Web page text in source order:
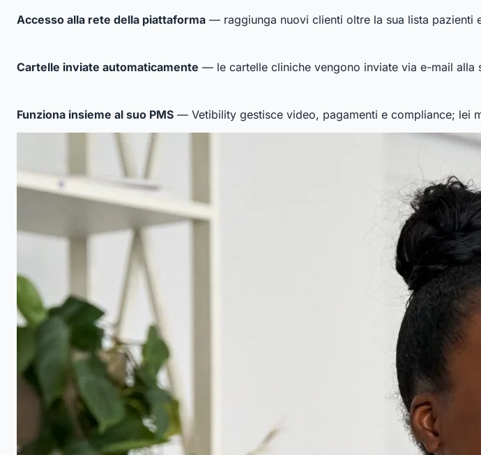
Accesso alla rete della piattaforma — raggiunga nuovi clienti oltre la sua lista pazienti
Cartelle inviate automaticamente — le cartelle cliniche vengono inviate via e-mail alla
Funziona insieme al suo PMS — Vetibility gestisce video, pagamenti e compliance; lei